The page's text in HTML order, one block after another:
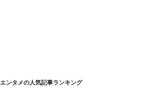
エンタメの人気記事ランキング